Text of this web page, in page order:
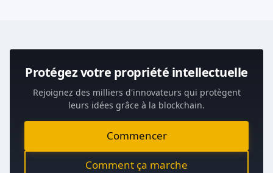
Protégez votre propriété intellectuelle
Rejoignez des milliers d'innovateurs qui protègent
leurs idées grâce à la blockchain.
Commencer
Comment ça marche